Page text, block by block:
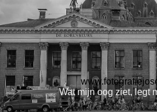
Wat mijn oog ziet, legt